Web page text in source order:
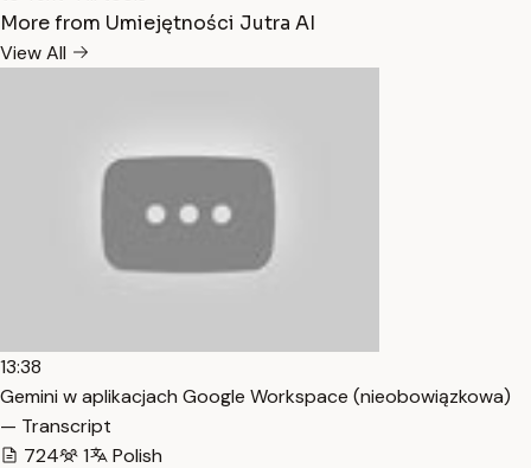
More from Umiejętności Jutra AI
View All
13:38
Gemini w aplikacjach Google Workspace (nieobowiązkowa)
— Transcript
724
1 Polish